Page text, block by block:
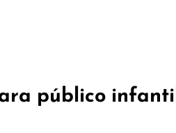
público infantil